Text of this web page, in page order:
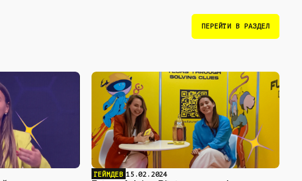
ПЕРЕЙТИ В РАЗДЕЛ
ГЕЙМДЕВ 15.02.2024